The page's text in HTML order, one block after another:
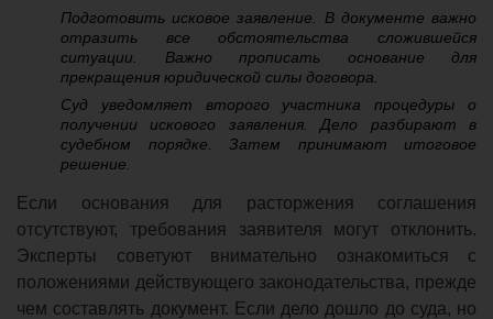
Подготовить исковое заявление. В документе важно
отразить все обстоятельства сложившейся
ситуации. Важно прописать основание для
прекращения юридической силы договора.
Суд уведомляет второго участника процедуры о
получении искового заявления. Дело разбирают в
судебном порядке. Затем принимают итоговое
решение.
Если основания для расторжения соглашения
отсутствуют, требования заявителя могут отклонить.
Эксперты советуют внимательно ознакомиться с
положениями действующего законодательства, прежде
чем составлять документ. Если дело дошло до суда, но